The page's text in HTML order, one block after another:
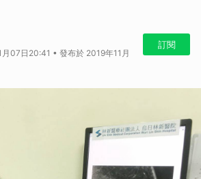
07日20:41 • 發布於 2019年11月
訂閱